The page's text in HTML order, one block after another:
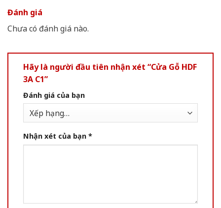
Đánh giá
Chưa có đánh giá nào.
Hãy là người đầu tiên nhận xét “Cửa Gỗ HDF
3A C1”
Đánh giá của bạn
Nhận xét của bạn *